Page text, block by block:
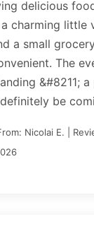
delicious
charming little
a small
The
&#8211;
be
Nicolai E. |